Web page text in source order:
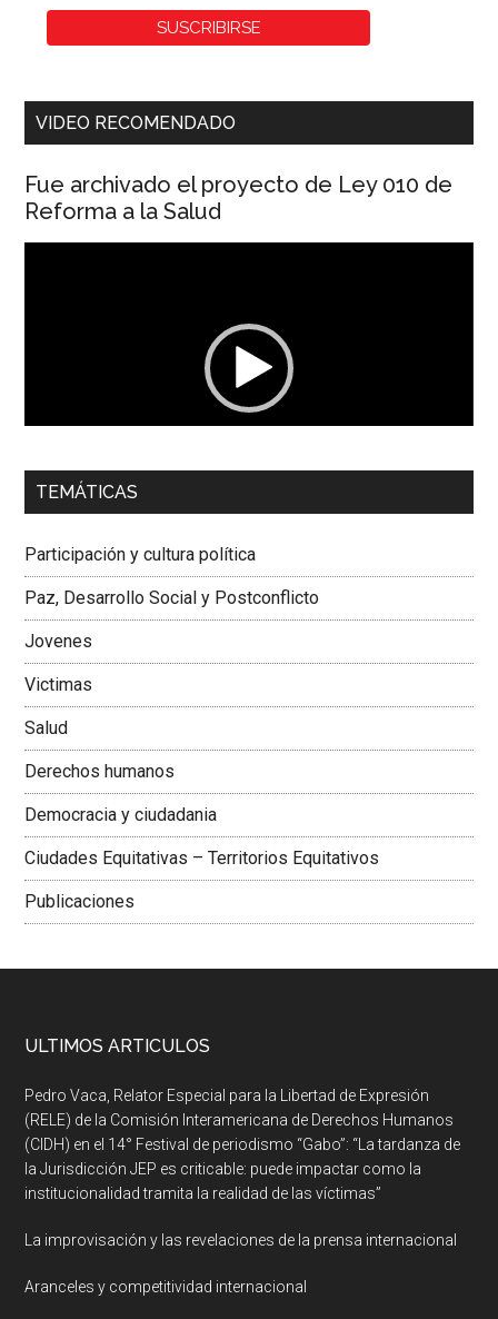
VIDEO RECOMENDADO
Fue archivado el proyecto de Ley 010 de
Reforma a la Salud
00:00 01:04
Dra. Carolina Corcho Mejía,Presidenta Corporación
Colombiana
TEMÁTICAS
Participación y cultura política
Paz, Desarrollo Social y Postconflicto
Jovenes
Victimas
Salud
Derechos humanos
Democracia y ciudadania
Ciudades Equitativas – Territorios Equitativos
Publicaciones
ULTIMOS ARTICULOS
Pedro Vaca, Relator Especial para la Libertad de Expresión
(RELE) de la Comisión Interamericana de Derechos Humanos
(CIDH) en el 14° Festival de periodismo “Gabo”: “La tardanza de
la Jurisdicción JEP es criticable: puede impactar como la
institucionalidad tramita la realidad de las víctimas”
La improvisación y las revelaciones de la prensa internacional
Aranceles y competitividad internacional